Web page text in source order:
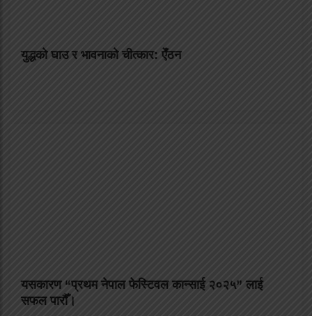
युद्धको घाउ र भावनाको चीत्कार: ऐँठन
यसकारण “प्रथम नेपाल फेस्टिवल कान्साई २०२५” लाई
सफल पारौँ।